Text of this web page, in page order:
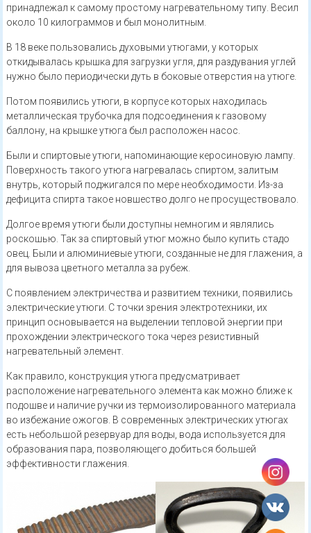
принадлежал к самому простому нагревательному типу. Весил
около 10 килограммов и был монолитным.
В 18 веке пользовались духовыми утюгами, у которых
откидывалась крышка для загрузки угля, для раздувания углей
нужно было периодически дуть в боковые отверстия на утюге.
Потом появились утюги, в корпусе которых находилась
металлическая трубочка для подсоединения к газовому
баллону, на крышке утюга был расположен насос.
Были и спиртовые утюги, напоминающие керосиновую лампу.
Поверхность такого утюга нагревалась спиртом, залитым
внутрь, который поджигался по мере необходимости. Из-за
дефицита спирта такое новшество долго не просуществовало.
Долгое время утюги были доступны немногим и являлись
роскошью. Так за спиртовый утюг можно было купить стадо
овец. Были и алюминиевые утюги, созданные не для глажения, а
для вывоза цветного металла за рубеж.
С появлением электричества и развитием техники, появились
электрические утюги. С точки зрения электротехники, их
принцип основывается на выделении тепловой энергии при
прохождении электрического тока через резистивный
нагревательный элемент.
Как правило, конструкция утюга предусматривает
расположение нагревательного элемента как можно ближе к
подошве и наличие ручки из термоизолированного материала
во избежание ожогов. В современных электрических утюгах
есть небольшой резервуар для воды, вода используется для
образования пара, позволяющего добиться большей
эффективности глажения.